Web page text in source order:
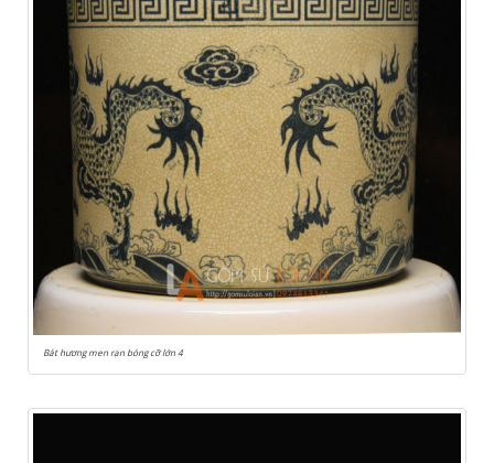
Bát hương men rạn bóng cỡ lớn 4